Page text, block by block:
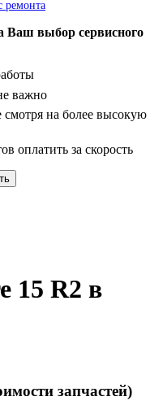
ремонта
Ваш выбор сервисного
важно
смотря на более высокую
оплатить за скорость
15 R2 в
запчастей)